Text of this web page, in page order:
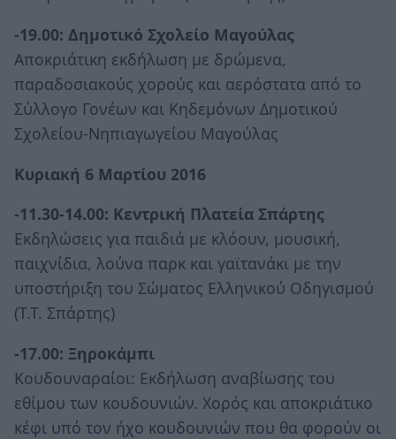
-19.00: Δημοτικό Σχολείο Μαγούλας
Αποκριάτικη εκδήλωση με δρώμενα,
παραδοσιακούς χορούς και αερόστατα από το
Σύλλογο Γονέων και Κηδεμόνων Δημοτικού
Σχολείου-Νηπιαγωγείου Μαγούλας
Κυριακή 6 Μαρτίου 2016
-11.30-14.00: Κεντρική Πλατεία Σπάρτης
Εκδηλώσεις για παιδιά με κλόουν, μουσική,
παιχνίδια, λούνα παρκ και γαϊτανάκι με την
υποστήριξη του Σώματος Ελληνικού Οδηγισμού
(Τ.Τ. Σπάρτης)
-17.00: Ξηροκάμπι
Κουδουναραίοι: Εκδήλωση αναβίωσης του
εθίμου των κουδουνιών. Χορός και αποκριάτικο
κέφι υπό τον ήχο κουδουνιών που θα φορούν οι